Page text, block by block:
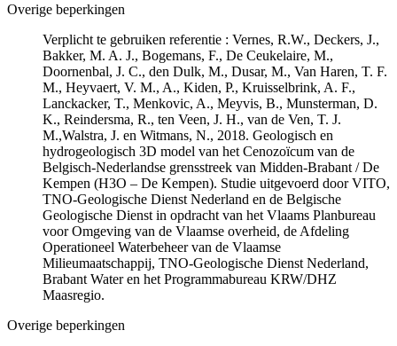
Overige beperkingen
Verplicht te gebruiken referentie : Vernes, R.W., Deckers, J.,
Bakker, M. A. J., Bogemans, F., De Ceukelaire, M.,
Doornenbal, J. C., den Dulk, M., Dusar, M., Van Haren, T. F.
M., Heyvaert, V. M., A., Kiden, P., Kruisselbrink, A. F.,
Lanckacker, T., Menkovic, A., Meyvis, B., Munsterman, D.
K., Reindersma, R., ten Veen, J. H., van de Ven, T. J.
M.,Walstra, J. en Witmans, N., 2018. Geologisch en
hydrogeologisch 3D model van het Cenozoïcum van de
Belgisch-Nederlandse grensstreek van Midden-Brabant / De
Kempen (H3O – De Kempen). Studie uitgevoerd door VITO,
TNO-Geologische Dienst Nederland en de Belgische
Geologische Dienst in opdracht van het Vlaams Planbureau
voor Omgeving van de Vlaamse overheid, de Afdeling
Operationeel Waterbeheer van de Vlaamse
Milieumaatschappij, TNO-Geologische Dienst Nederland,
Brabant Water en het Programmabureau KRW/DHZ
Maasregio.
Overige beperkingen